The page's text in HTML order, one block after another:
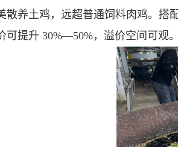
散养土鸡，远超普通饲料肉鸡。
可提升 30%—50%，溢价空间可观。